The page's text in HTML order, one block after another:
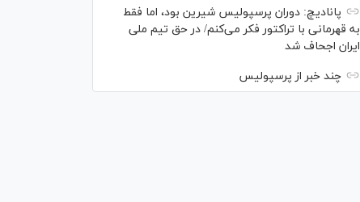
پانادیچ: دوران پرسپولیس شیرین بود، اما فقط
به قهرمانی با تراکتور فکر می‌کنم/ در حق تیم ملی
ایران اجحاف شد
چند خبر از پرسپولیس